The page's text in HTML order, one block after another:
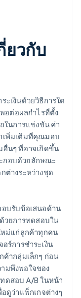
ยวกับ
ะเงินด้วยวิธีการใด
อต่อผลกำไรที่ตั้ง
ในการแข่งขัน ค่า
เพิ่มเติมที่คุณมอบ
อื่นๆ ที่อาจเกิดขึ้น
กอบด้วยลักษณะ
ต่างระหว่างชุด
อบรับข้อเสนอด้าน
วยการทดสอบใน
หม่แก่ลูกค้าทุกคน
ร์การชำระเงิน
ค้ากลุ่มเล็กๆ ก่อน
มพึงพอใจของ
ดสอบ A/B ในหน้า
ดูว่าแพ็กเกจต่างๆ